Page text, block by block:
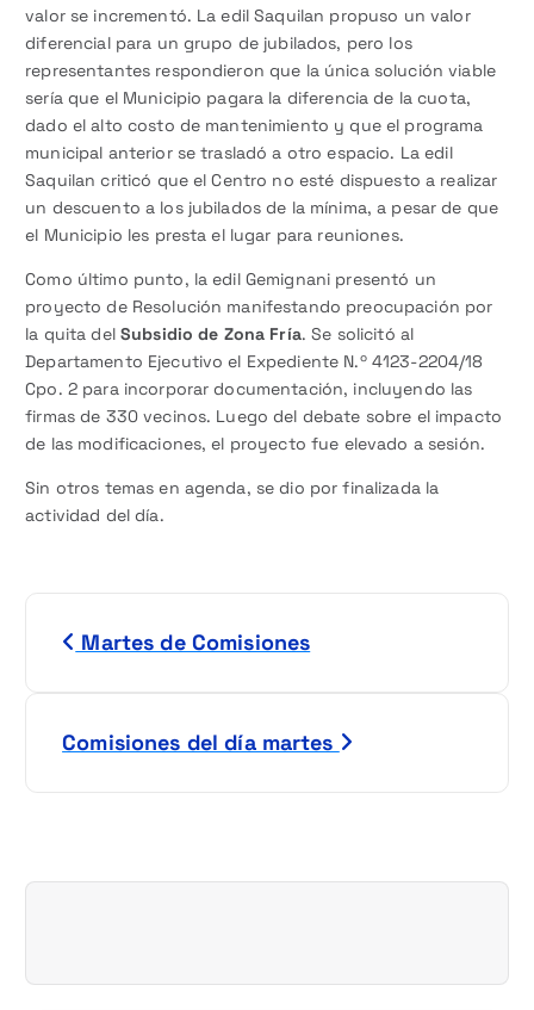
valor se incrementó. La edil Saquilan propuso un valor
diferencial para un grupo de jubilados, pero los
representantes respondieron que la única solución viable
sería que el Municipio pagara la diferencia de la cuota,
dado el alto costo de mantenimiento y que el programa
municipal anterior se trasladó a otro espacio. La edil
Saquilan criticó que el Centro no esté dispuesto a realizar
un descuento a los jubilados de la mínima, a pesar de que
el Municipio les presta el lugar para reuniones.
Como último punto, la edil Gemignani presentó un
proyecto de Resolución manifestando preocupación por
la quita del Subsidio de Zona Fría. Se solicitó al
Departamento Ejecutivo el Expediente N.º 4123-2204/18
Cpo. 2 para incorporar documentación, incluyendo las
firmas de 330 vecinos. Luego del debate sobre el impacto
de las modificaciones, el proyecto fue elevado a sesión.
Sin otros temas en agenda, se dio por finalizada la
actividad del día.
a
i
Martes de Comisiones
Comisiones del día martes